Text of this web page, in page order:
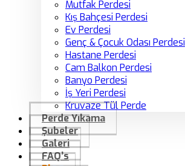
Mutfak Perdesi
Kış Bahçesi Perdesi
Ev Perdesi
Genç & Çocuk Odası Perdesi
Hastane Perdesi
Cam Balkon Perdesi
Banyo Perdesi
İş Yeri Perdesi
Kruvaze Tül Perde
Perde Yıkama
Şubeler
Galeri
FAQ’s